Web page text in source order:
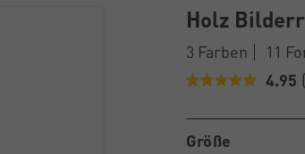
Holz
3 Farben
11
4.95
Größe